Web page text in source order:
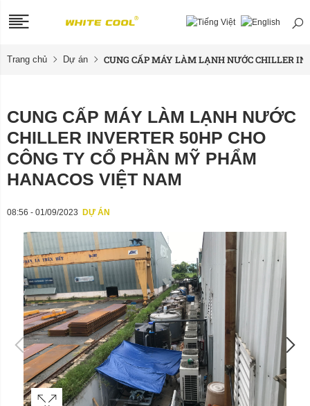
Trang chủ Dự án CUNG CẤP MÁY LÀM LẠNH NƯỚC CHILLER
CUNG CẤP MÁY LÀM LẠNH NƯỚC
CHILLER INVERTER 50HP CHO
CÔNG TY CỔ PHẦN MỸ PHẨM
HANACOS VIỆT NAM
08:56 - 01/09/2023 DỰ ÁN